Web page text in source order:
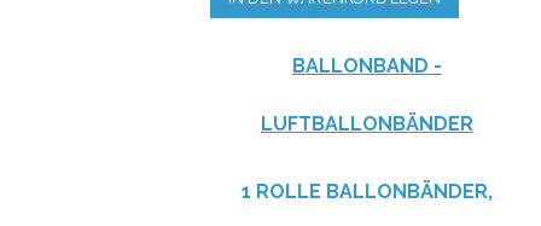
BALLONBAND -
LUFTBALLONBÄNDER
1 ROLLE BALLONBÄNDER,